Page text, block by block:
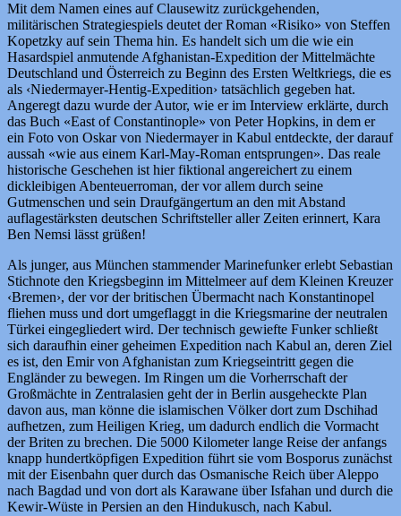
Mit dem Namen eines auf Clausewitz zurückgehenden,
militärischen Strategiespiels deutet der Roman «Risiko» von Steffen
Kopetzky auf sein Thema hin. Es handelt sich um die wie ein
Hasardspiel anmutende Afghanistan-Expedition der Mittelmächte
Deutschland und Österreich zu Beginn des Ersten Weltkriegs, die es
als ‹Niedermayer-Hentig-Expedition› tatsächlich gegeben hat.
Angeregt dazu wurde der Autor, wie er im Interview erklärte, durch
das Buch «East of Constantinople» von Peter Hopkins, in dem er
ein Foto von Oskar von Niedermayer in Kabul entdeckte, der darauf
aussah «wie aus einem Karl-May-Roman entsprungen». Das reale
historische Geschehen ist hier fiktional angereichert zu einem
dickleibigen Abenteuerroman, der vor allem durch seine
Gutmenschen und sein Draufgängertum an den mit Abstand
auflagestärksten deutschen Schriftsteller aller Zeiten erinnert, Kara
Ben Nemsi lässt grüßen!
Als junger, aus München stammender Marinefunker erlebt Sebastian
Stichnote den Kriegsbeginn im Mittelmeer auf dem Kleinen Kreuzer
‹Bremen›, der vor der britischen Übermacht nach Konstantinopel
fliehen muss und dort umgeflaggt in die Kriegsmarine der neutralen
Türkei eingegliedert wird. Der technisch gewiefte Funker schließt
sich daraufhin einer geheimen Expedition nach Kabul an, deren Ziel
es ist, den Emir von Afghanistan zum Kriegseintritt gegen die
Engländer zu bewegen. Im Ringen um die Vorherrschaft der
Großmächte in Zentralasien geht der in Berlin ausgeheckte Plan
davon aus, man könne die islamischen Völker dort zum Dschihad
aufhetzen, zum Heiligen Krieg, um dadurch endlich die Vormacht
der Briten zu brechen. Die 5000 Kilometer lange Reise der anfangs
knapp hundertköpfigen Expedition führt sie vom Bosporus zunächst
mit der Eisenbahn quer durch das Osmanische Reich über Aleppo
nach Bagdad und von dort als Karawane über Isfahan und durch die
Kewir-Wüste in Persien an den Hindukusch, nach Kabul.